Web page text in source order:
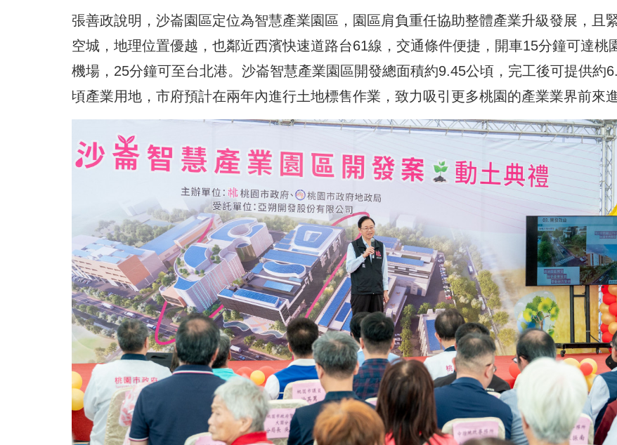
張善政說明，沙崙園區定位為智慧產業園區，園區肩負重任協助整體產業升級發展，且
空城，地理位置優越，也鄰近西濱快速道路台61線，交通條件便捷，開車15分鐘可達桃
機場，25分鐘可至台北港。沙崙智慧產業園區開發總面積約9.45公頃，完工後可提供約
頃產業用地，市府預計在兩年內進行土地標售作業，致力吸引更多桃園的產業業界前來進